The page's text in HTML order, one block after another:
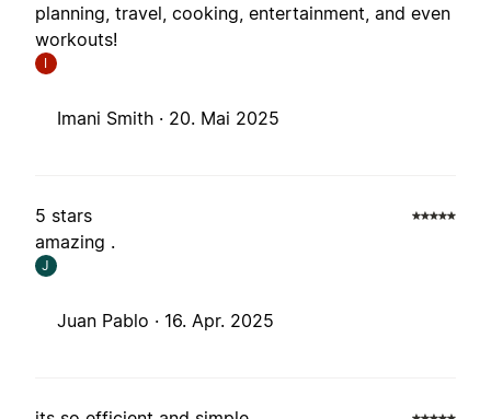
planning, travel, cooking, entertainment, and even
workouts!
I
Imani Smith · 20. Mai 2025
5 stars
amazing .
J
Juan Pablo · 16. Apr. 2025